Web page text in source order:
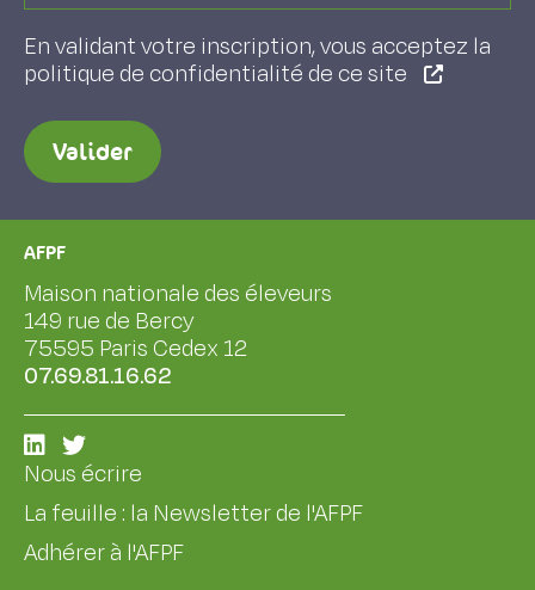
En validant votre inscription, vous acceptez la
politique de confidentialité de ce site
Valider
AFPF
Maison nationale des éleveurs
149 rue de Bercy
75595 Paris Cedex 12
07.69.81.16.62
Nous écrire
La feuille : la Newsletter de l'AFPF
Adhérer à l'AFPF